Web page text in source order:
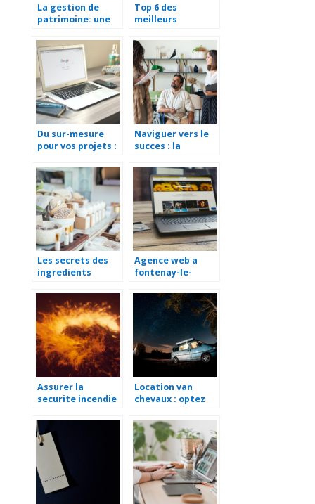
La gestion de
patrimoine: une
annees a venir
Top 6 des
meilleurs
dropshipping en
2021
Du sur-mesure
pour vos projets :
personnalisation
optimale de votre
logiciel CCTP
Naviguer vers le
succes : la
de votre
entreprise grace
a une agence SEA
a Nantes
Les secrets des
ingredients
cosmetique bio
Agence web a
fontenay-le-
partenaire
numerique local
Assurer la
securite incendie
proteger vos
biens et vos vies
Location van
chevaux : optez
solution
avantageuse